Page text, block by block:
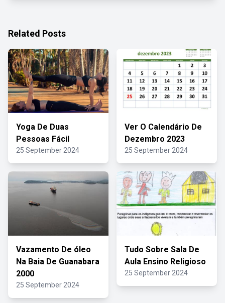
Related Posts
Yoga De Duas
Pessoas Fácil
25 September 2024
Ver O Calendário De
Dezembro 2023
25 September 2024
Vazamento De óleo
Na Baia De Guanabara
2000
25 September 2024
Tudo Sobre Sala De
Aula Ensino Religioso
25 September 2024